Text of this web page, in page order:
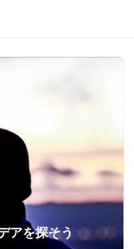
アを探そう